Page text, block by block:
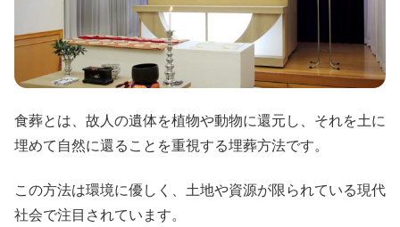
食葬とは、故人の遺体を植物や動物に還元し、それを土に
埋めて自然に還ることを重視する埋葬方法です。
この方法は環境に優しく、土地や資源が限られている現代
社会で注目されています。